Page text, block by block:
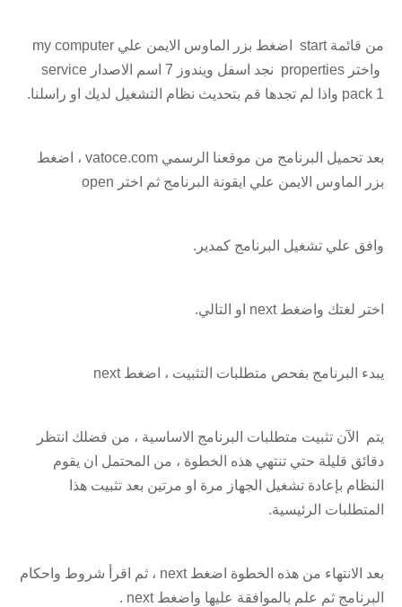
من قائمة start اضغط بزر الماوس الايمن علي my computer
واختر properties نجد اسفل ويندوز 7 اسم الاصدار service
pack 1 واذا لم تجدها قم بتحديث نظام التشغيل لديك او راسلنا.
بعد تحميل البرنامج من موقعنا الرسمي vatoce.com ، اضغط
بزر الماوس الايمن علي ايقونة البرنامج ثم اختر open
وافق علي تشغيل البرنامج كمدير.
اختر لغتك واضغط next او التالي.
يبدء البرنامج بفحص متطلبات التثبيت ، اضغط next
يتم الآن تثبيت متطلبات البرنامج الاساسية ، من فضلك انتظر
دقائق قليلة حتي تنتهي هذه الخطوة ، من المحتمل ان يقوم
النظام بإعادة تشغيل الجهاز مرة او مرتين بعد تثبيت هذا
المتطلبات الرئيسية.
بعد الانتهاء من هذه الخطوة اضغط next ، ثم اقرأ شروط واحكام
البرنامج ثم علم بالموافقة عليها واضغط next .